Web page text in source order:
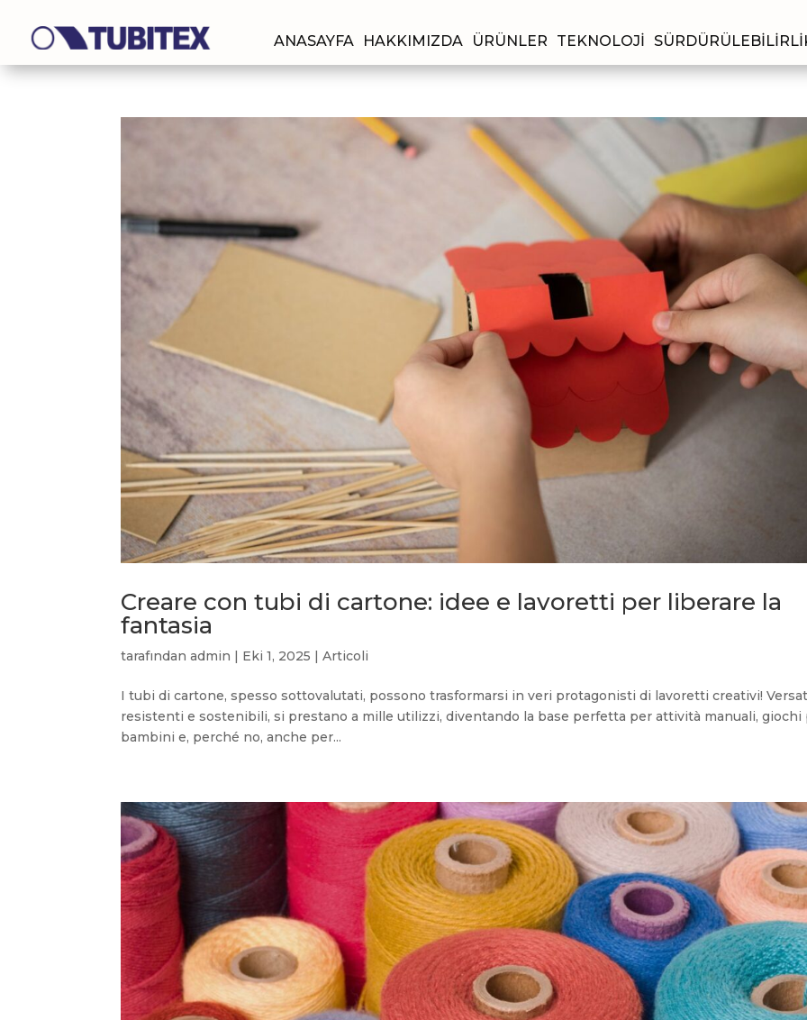
ANASAYFA HAKKIMIZDA ÜRÜNLER TEKNOLOJI
Creare con tubi di cartone: idee e lavoretti per liberare la
fantasia
tarafındanadmin | Eki 1, 2025 |Articoli
I tubi di cartone, spesso sottovalutati, possono trasformarsi in veri protagonisti di lavoretti creativi!
resistenti e sostenibili, si prestano a mille utilizzi, diventando la base perfetta per attività manuali, giochi
bambini e, perché no, anche per...